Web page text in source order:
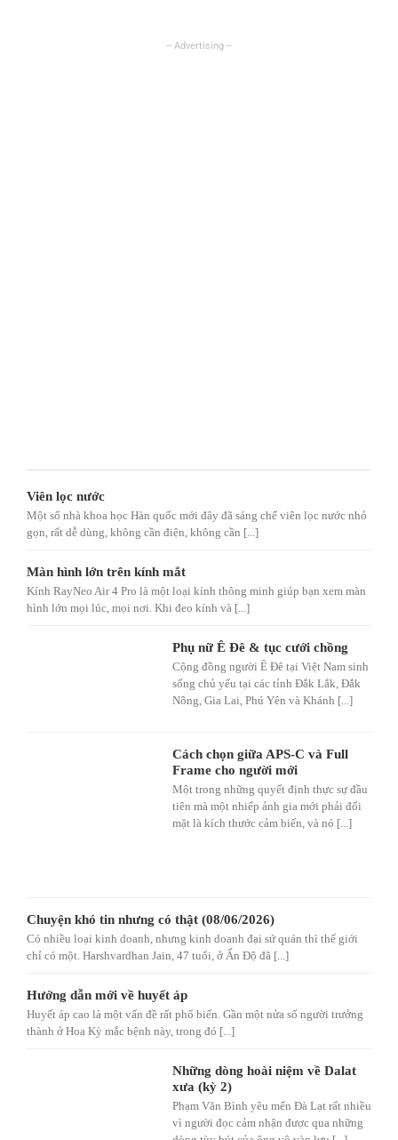
Viên lọc nước
Một số nhà khoa học Hàn quốc mới đây đã sáng chế viên lọc nước nhỏ
gọn, rất dễ dùng, không cần điện, không cần [...]
Màn hình lớn trên kính mắt
Kính RayNeo Air 4 Pro là một loại kính thông minh giúp bạn xem màn
hình lớn mọi lúc, mọi nơi. Khi đeo kính và [...]
Phụ nữ Ê Đê & tục cưới chồng
Cộng đồng người Ê Đê tại Việt Nam sinh
sống chủ yếu tại các tỉnh Đắk Lắk, Đắk
Nông, Gia Lai, Phú Yên và Khánh [...]
Cách chọn giữa APS-C và Full
Frame cho người mới
Một trong những quyết định thực sự đầu
tiên mà một nhiếp ảnh gia mới phải đối
mặt là kích thước cảm biến, và nó [...]
Chuyện khó tin nhưng có thật (08/06/2026)
Có nhiều loại kinh doanh, nhưng kinh doanh đại sứ quán thì thế giới
chỉ có một. Harshvardhan Jain, 47 tuổi, ở Ấn Độ đã [...]
Hướng dẫn mới về huyết áp
Huyết áp cao là một vấn đề rất phổ biến. Gần một nửa số người trưởng
thành ở Hoa Kỳ mắc bệnh này, trong đó [...]
Những dòng hoài niệm về Dalat
xưa (kỳ 2)
Phạm Văn Bình yêu mến Đà Lạt rất nhiều
vì người đọc cảm nhận được qua những